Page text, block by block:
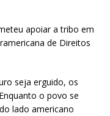
apoiar a tribo em
de Direitos
seja erguido, os
o povo se
lado americano